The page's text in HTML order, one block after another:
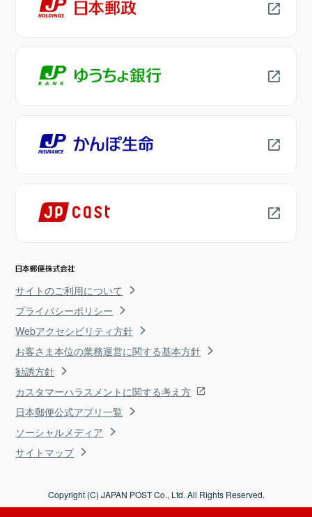
サイトのご利用について
プライバシーポリシー
Webアクセシビリティ方針
お客さま本位の業務運営に関する基本方針
勧誘方針
カスタマーハラスメントに関する考え方
日本郵便公式アプリ一覧
ソーシャルメディア
サイトマップ
Copyright (C) JAPAN POST Co., Ltd. All Rights Reserved.